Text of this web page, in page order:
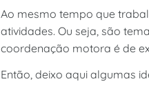
Ao mesmo tempo que
atividades. Ou seja, são
coordenação motora é de
Então, deixo aqui algumas